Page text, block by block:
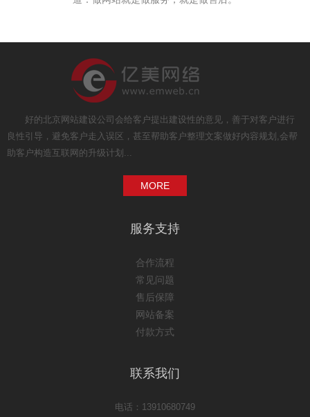
好的北京网站建设公司会给客户提出建设性的意见，善于对客户进行
良性引导，避免客户走入误区，甚至帮助客户整理文案做好内容规划,会帮
助客户构造互联网的升级计划...
MORE
服务支持
合作流程
常见问题
售后保障
网站备案
付款方式
联系我们
电话：13910680749